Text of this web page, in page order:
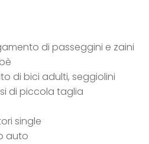
di passeggini e zaini
di bici adulti, seggiolini
di piccola taglia
single
auto